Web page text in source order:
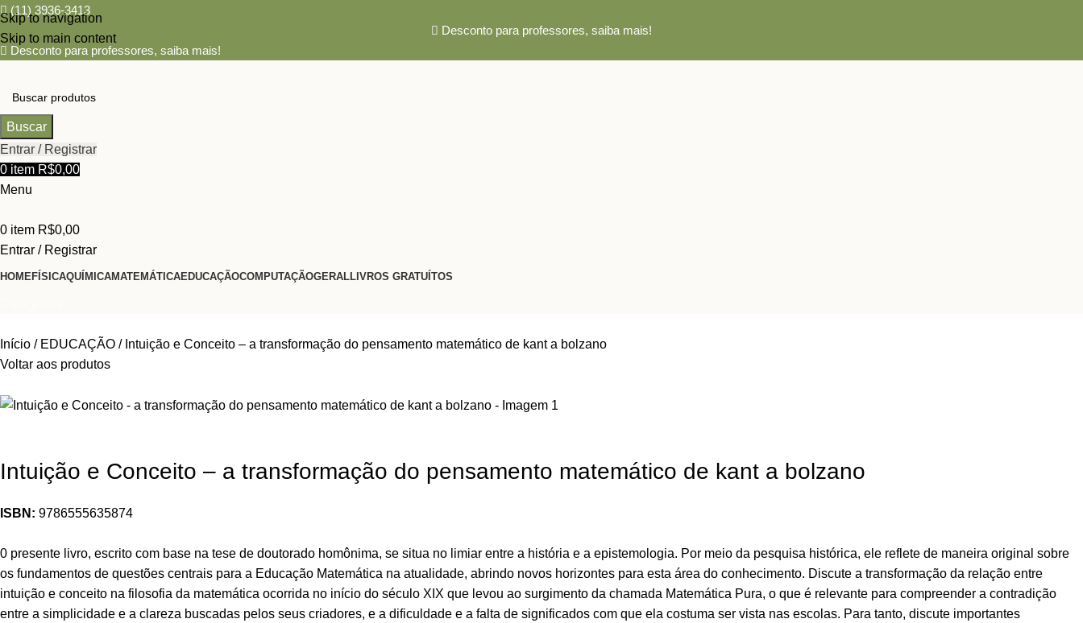
Skip to navigation
Skip to main content
(11) 3936-3413
Desconto para professores, saiba mais!
Desconto para professores, saiba mais!
Buscar
Entrar / Registrar
0 item R$0,00
Menu
0 item R$0,00
Entrar / Registrar
HOMEFÍSICAQUÍMICAMATEMÁTICAEDUCAÇÃOCOMPUTAÇÃOGERALLIVROS GRATUÍTOS
Início EDUCAÇÃO
Intuição e Conceito – a transformação do pensamento matemático de kant a bolzano
Voltar aos produtos
Intuição e Conceito – a transformação do pensamento matemático de kant a bolzano
ISBN: 9786555635874
0 presente livro, escrito com base na tese de doutorado homônima, se situa no limiar entre a história e a epistemologia. Por meio da pesquisa histórica, ele reflete de maneira original sobre
os fundamentos de questões centrais para a Educação Matemática na atualidade, abrindo novos horizontes para esta área do conhecimento. Discute a transformação da relação entre
intuição e conceito na filosofia da matemática ocorrida no início do século XIX que levou ao surgimento da chamada Matemática Pura, o que é relevante para compreender a contradição
entre a simplicidade e a clareza buscadas pelos seus criadores, e a dificuldade e a falta de significados com que ela costuma ser vista nas escolas. Para tanto, discute importantes